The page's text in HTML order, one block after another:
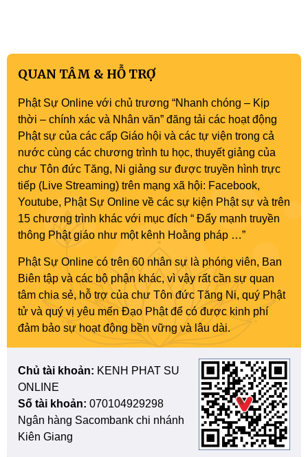
QUAN TÂM & HỖ TRỢ
Phật Sự Online với chủ trương “Nhanh chóng – Kịp
thời – chính xác và Nhân văn” đăng tải các hoạt động
Phật sự của các cấp Giáo hội và các tự viện trong cả
nước cùng các chương trình tu học, thuyết giảng của
chư Tôn đức Tăng, Ni giảng sư được truyền hình trực
tiếp (Live Streaming) trên mạng xã hội: Facebook,
Youtube, Phật Sự Online về các sự kiện Phật sự và trên
15 chương trình khác với mục đích “ Đẩy mạnh truyền
thông Phật giáo như một kênh Hoằng pháp …”
Phật Sự Online có trên 60 nhân sự là phóng viên, Ban
Biên tập và các bộ phận khác, vì vậy rất cần sự quan
tâm chia sẻ, hỗ trợ của chư Tôn đức Tăng Ni, quý Phật
tử và quý vị yêu mến Đạo Phật để có được kinh phí
đảm bảo sự hoạt động bền vững và lâu dài.
Chủ tài khoản: KENH PHAT SU
ONLINE
Số tài khoản: 070104929298
Ngân hàng Sacombank chi nhánh
Kiên Giang